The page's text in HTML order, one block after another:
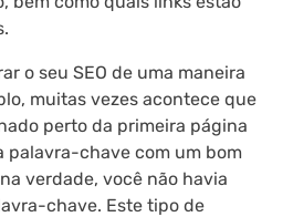
o seu SEO de uma maneira
muitas vezes acontece que
perto da primeira página
palavra-chave com um bom
verdade, você não havia
chave. Este tipo de